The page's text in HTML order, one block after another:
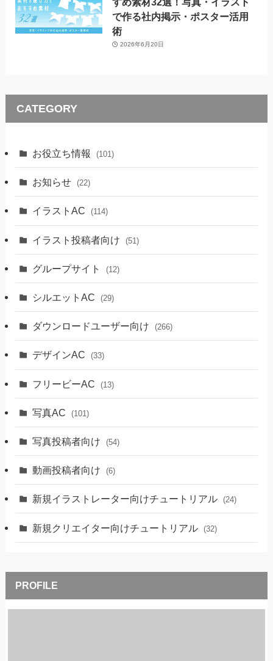
で作る社内掲示・ポスター活用
術
2026年6月20日
CATEGORY
お役立ち情報 (101)
お知らせ (22)
イラストAC (114)
イラスト投稿者向け (51)
グループサイト (12)
シルエットAC (29)
ダウンロードユーザー向け (266)
デザインAC (33)
フリービーAC (13)
写真AC (101)
写真投稿者向け (54)
動画投稿者向け (6)
新規イラストレーター向けチュートリアル (24)
新規クリエイター向けチュートリアル (32)